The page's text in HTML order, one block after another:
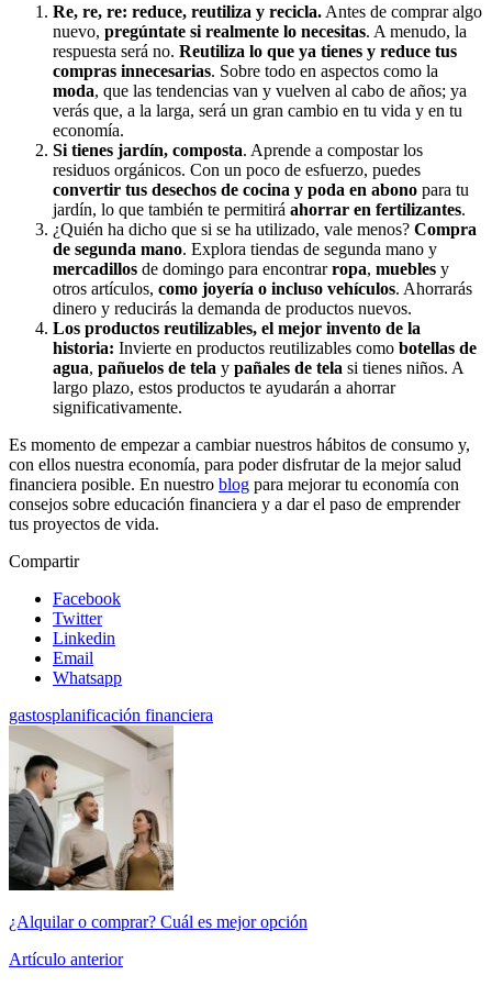
Re, re, re: reduce, reutiliza y recicla. Antes de comprar algo
nuevo, pregúntate si realmente lo necesitas. A menudo, la
respuesta será no. Reutiliza lo que ya tienes y reduce tus
compras innecesarias. Sobre todo en aspectos como la
moda, que las tendencias van y vuelven al cabo de años; ya
verás que, a la larga, será un gran cambio en tu vida y en tu
economía.
Si tienes jardín, composta. Aprende a compostar los
residuos orgánicos. Con un poco de esfuerzo, puedes
convertir tus desechos de cocina y poda en abono para tu
jardín, lo que también te permitirá ahorrar en fertilizantes.
¿Quién ha dicho que si se ha utilizado, vale menos? Compra
de segunda mano. Explora tiendas de segunda mano y
mercadillos de domingo para encontrarropa, muebles y
otros artículos, como joyería o incluso vehículos. Ahorrarás
dinero y reducirás la demanda de productos nuevos.
Los productos reutilizables, el mejor invento de la
historia: Invierte en productos reutilizables como botellas de
agua, pañuelos de tela y pañales de tela si tienes niños. A
largo plazo, estos productos te ayudarán a ahorrar
significativamente.
Es momento de empezar a cambiar nuestros hábitos de consumo y,
con ellos nuestra economía, para poder disfrutar de la mejor salud
financiera posible. En nuestro blog para mejorar tu economía con
consejos sobre educación financiera y a dar el paso de emprender
tus proyectos de vida.
Compartir
Facebook
Twitter
Linkedin
Email
Whatsapp
gastosplanificación financiera
¿Alquilar o comprar? Cuál es mejor opción
Artículo anterior